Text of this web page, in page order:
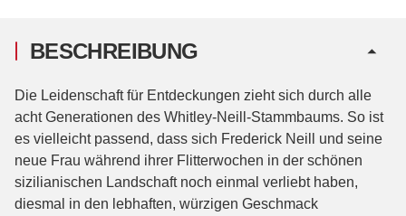
BESCHREIBUNG
Die Leidenschaft für Entdeckungen zieht sich durch alle
acht Generationen des Whitley-Neill-Stammbaums. So ist
es vielleicht passend, dass sich Frederick Neill und seine
neue Frau während ihrer Flitterwochen in der schönen
sizilianischen Landschaft noch einmal verliebt haben,
diesmal in den lebhaften, würzigen Geschmack